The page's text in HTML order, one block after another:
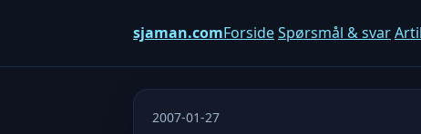
sjaman.comForsideSpørsmål & svar
2007-01-27